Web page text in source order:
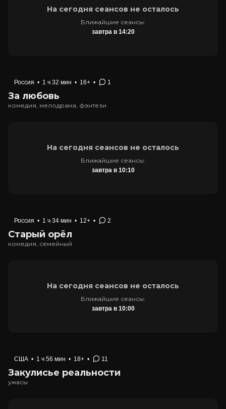
На сегодня сеансов не осталось
Ближайшие сеансы:
завтра в 14:20
Россия • 1 ч 32 мин • 16+ • 1
За любовь
комедия, мелодрама, фэнтези
На сегодня сеансов не осталось
Ближайшие сеансы:
завтра в 10:10
Россия • 1 ч 34 мин • 12+ • 2
Старый орёл
комедия, семейный
На сегодня сеансов не осталось
Ближайшие сеансы:
завтра в 10:00
США • 1 ч 56 мин • 18+ • 11
Закулисье реальности
ужасы